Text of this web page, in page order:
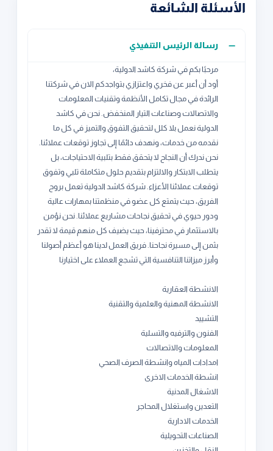
الأسئلة الشائعة
رسالة الرئيس التنفيذي
مرحبًا بكم في شركة كاشد الدولية،
أود أن أعبر عن فخري واعتزازي بتواجدكم الان في شركتنا
الرائدة في مجال تكامل الأنظمة وتقنيات المعلومات
والاتصالات وصناعات التيار المنخفض. نحن في كاشد
الدولية نعمل بلا كلل لتحقيق التفوق والتميز في كل ما
نقدمه من خدمات، ونهدف دائمًا إلى تجاوز توقعات عملائنا.
نحن ندرك أن النجاح لا يتحقق فقط بتلبية الاحتياجات، بل
يتطلب الابتكار والالتزام بتقديم حلول متكاملة تلبي وتفوق
توقعات عملائنا الأعزاء. شركة كاشد الدولية تعمل بروح
الفريق، حيث يتمتع كل عضو في منظمتنا بمهارات عالية
ودور حيوي في تحقيق نجاحات مشاريع عملائنا. نحن نؤمن
بالاستثمار في محترفينا، حيث يضيف كل منهم قيمة لا تقدر
بثمن إلى مسيرة نجاحنا. فريق العمل لدينا هو أعظم أصولنا
وأبرز ميزاتنا التنافسية التي تشجع العملاء على اختيارنا
الانشطة العقارية
الانشطة المهنية والعلمية والتقنية
التشييد
الفنون والترفيه والتسلية
المعلومات والاتصالات
امدادات المياه وانشطة الصرف الصحي
انشطة الخدمات الاخرى
الاشغال المدنية
التعدين واستغلال المحاجر
الخدمات الادارية
الصناعات التحويلية